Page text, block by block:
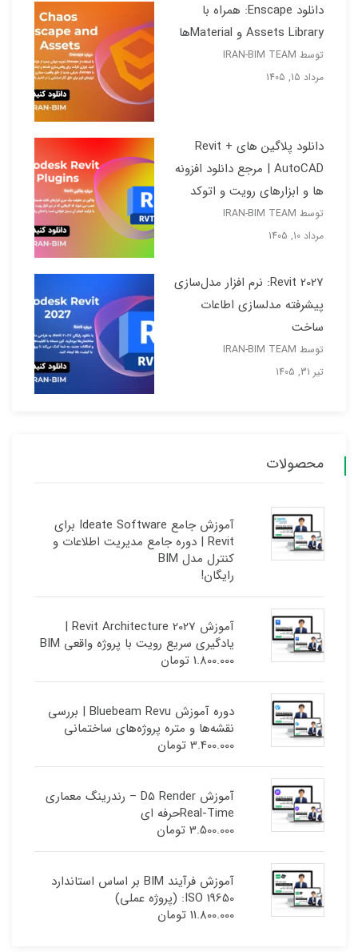
دانلود Enscape: همراه با
Assets Library و Materialها
توسط IRAN-BIM TEAM
مرداد 15, 1405
دانلود پلاگین های Revit +
AutoCAD | مرجع دانلود افزونه
ها و ابزارهای رویت و اتوکد
توسط IRAN-BIM TEAM
مرداد 10, 1405
Revit 2027: نرم افزار مدل‌سازی
پیشرفته مدلسازی اطاعات
ساخت
توسط IRAN-BIM TEAM
تیر 31, 1405
محصولات
آموزش جامع Ideate Software برای
Revit | دوره جامع مدیریت اطلاعات و
کنترل مدل BIM
رایگان!
آموزش Revit Architecture 2027 |
یادگیری سریع رویت با پروژه واقعی BIM
1.800.000 تومان
دوره آموزش Bluebeam Revu | بررسی
نقشه‌ها و متره پروژه‌های ساختمانی
3.400.000 تومان
آموزش D5 Render – رندرینگ معماری
Real-Timeحرفه ای
3.500.000 تومان
آموزش فرآیند BIM بر اساس استاندارد
ISO 19650: (پروژه عملی)
11.800.000 تومان